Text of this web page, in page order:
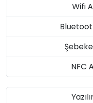
Wifi
NFC